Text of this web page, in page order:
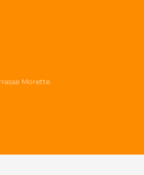
Morette